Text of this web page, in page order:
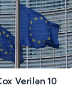
Verilən 10